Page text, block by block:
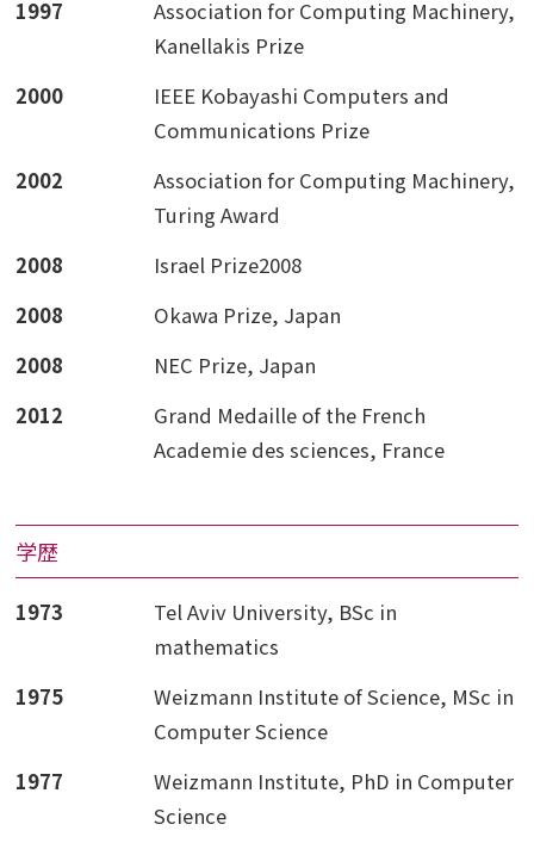
1997
Association for Computing Machinery,
Kanellakis Prize
2000
IEEE Kobayashi Computers and
Communications Prize
2002
Association for Computing Machinery,
Turing Award
2008
Israel Prize2008
2008
Okawa Prize, Japan
2008
NEC Prize, Japan
2012
Grand Medaille of the French
Academie des sciences, France
学歴
1973
Tel Aviv University, BSc in
mathematics
1975
Weizmann Institute of Science, MSc in
Computer Science
1977
Weizmann Institute, PhD in Computer
Science